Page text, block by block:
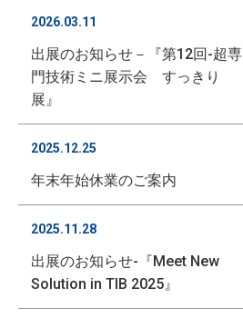
2026.03.11
出展のお知らせ－『第12回-超専
門技術ミニ展示会 すっきり
展』
2025.12.25
年末年始休業のご案内
2025.11.28
出展のお知らせ-『Meet New
Solution in TIB 2025』